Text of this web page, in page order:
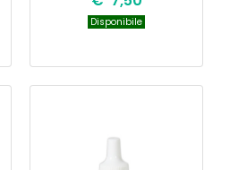
Disponibile